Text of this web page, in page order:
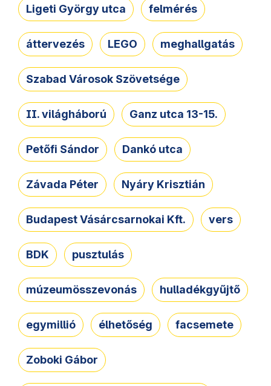
Ligeti György utca felmérés
áttervezés LEGO meghallgatás
Szabad Városok Szövetsége
II. világháború Ganz utca 13-15.
Petőfi Sándor Dankó utca
Závada Péter Nyáry Krisztián
Budapest Vásárcsarnokai Kft. vers
BDK pusztulás
múzeumösszevonás hulladékgyűjtő
egymillió élhetőség facsemete
Zoboki Gábor